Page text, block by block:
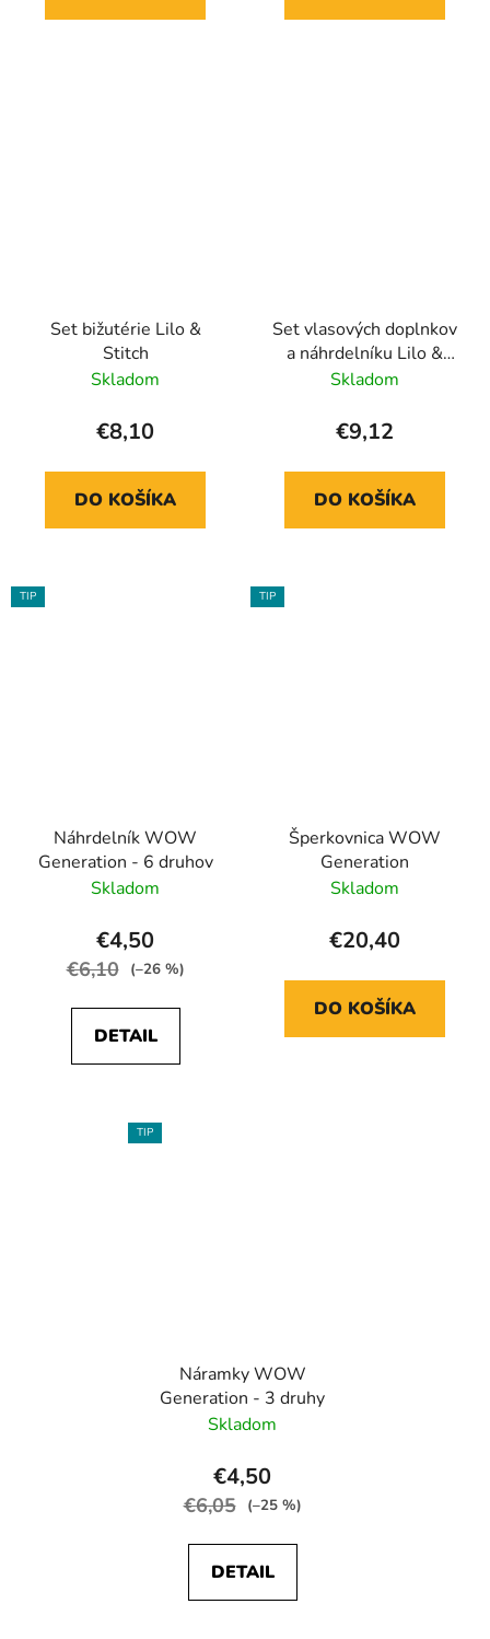
Set bižutérie Lilo &
Stitch
Skladom
€8,10
DO KOŠÍKA
Set vlasových doplnkov
a náhrdelníku Lilo &
Stitch
Skladom
€9,12
DO KOŠÍKA
TIP
Náhrdelník WOW
Generation - 6 druhov
Skladom
€4,50
€6,10 (–26 %)
DETAIL
TIP
Šperkovnica WOW
Generation
Skladom
€20,40
DO KOŠÍKA
TIP
Náramky WOW
Generation - 3 druhy
Skladom
€4,50
€6,05 (–25 %)
DETAIL